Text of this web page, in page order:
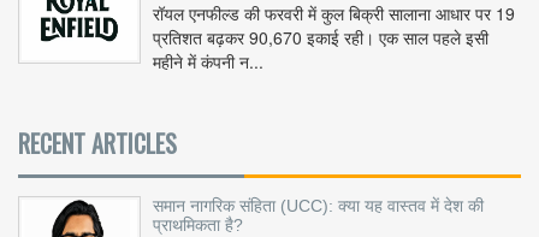
रॉयल एनफील्ड की फरवरी में कुल बिक्री सालाना आधार पर 19
प्रतिशत बढ़कर 90,670 इकाई रही। एक साल पहले इसी
महीने में कंपनी न...
RECENT ARTICLES
समान नागरिक संहिता (UCC): क्या यह वास्तव में देश की
प्राथमिकता है?